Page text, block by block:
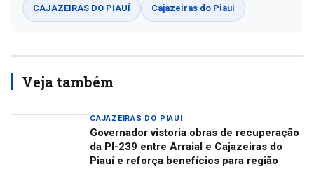
CAJAZEIRAS DO PIAUÍ Cajazeiras do Piaui
Veja também
CAJAZEIRAS DO PIAUI
Governador vistoria obras de recuperação
da PI-239 entre Arraial e Cajazeiras do
Piauí e reforça benefícios para região